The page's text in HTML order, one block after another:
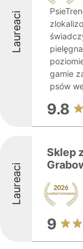
Laureaci
gamie
psów
9.8
Laureaci
Sklep
9